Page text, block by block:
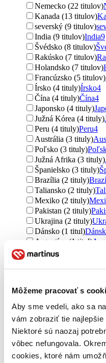
Môžeme pracovať s
Aby sme vedeli, ako sa
vám zobraziť tie
Niektoré sú naozaj
vôbec nefungovala.
cookies, ktoré nám
Nemecko (22 titulov)
Kanada (13 titulov)
severský (9 titulov)
India (9 titulov)India9
Švédsko (8 titulov)
Rakúsko (7 titulov)
Holandsko (7 titulov)
Francúzsko (5 titulov)
Írsko (4 tituly)Írsko4
Čína (4 tituly)Čína4
Japonsko (4 tituly)
Južná Kórea (4 tituly)
Peru (4 tituly)Peru4
Austrália (3 tituly)
Poľsko (3 tituly)
Južná Afrika (3 tituly)
Španielsko (3 tituly)
Brazília (2 tituly)
Taliansko (2 tituly)
Mexiko (2 tituly)
Pakistan (2 tituly)
Ukrajina (2 tituly)
Dánsko (1 titul)
Argentína (1 titul)
Belgicko (1 titul)
Osho (19 titulov)
Don Miguel Ruiz (11
Thomas Erikson (11
Napoleon Hill (8
Pavel Hirax Baričák
Dale Carnegie (6
Eckhart Tolle (6